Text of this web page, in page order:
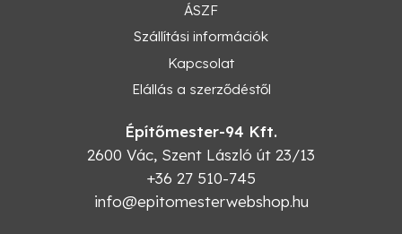
ÁSZF
Szállítási információk
Kapcsolat
Elállás a szerződéstől
Építőmester-94 Kft.
2600 Vác, Szent László út 23/13
+36 27 510-745
info@epitomesterwebshop.hu